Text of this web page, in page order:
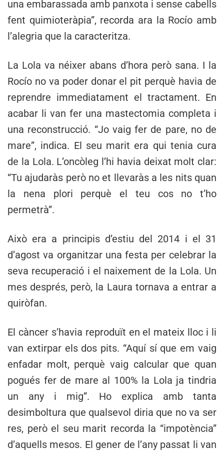
una embarassada amb panxota i sense cabells
fent quimioteràpia”, recorda ara la Rocío amb
l’alegria que la caracteritza.
La Lola va néixer abans d’hora però sana. I la
Rocío no va poder donar el pit perquè havia de
reprendre immediatament el tractament. En
acabar li van fer una mastectomia completa i
una reconstrucció. “Jo vaig fer de pare, no de
mare”, indica. El seu marit era qui tenia cura
de la Lola. L’oncòleg l’hi havia deixat molt clar:
“Tu ajudaràs però no et llevaràs a les nits quan
la nena plori perquè el teu cos no t’ho
permetrà”.
Això era a principis d’estiu del 2014 i el 31
d’agost va organitzar una festa per celebrar la
seva recuperació i el naixement de la Lola. Un
mes després, però, la Laura tornava a entrar a
quiròfan.
El càncer s’havia reproduït en el mateix lloc i li
van extirpar els dos pits. “Aquí sí que em vaig
enfadar molt, perquè vaig calcular que quan
pogués fer de mare al 100% la Lola ja tindria
un any i mig”. Ho explica amb tanta
desimboltura que qualsevol diria que no va ser
res, però el seu marit recorda la “impotència”
d’aquells mesos. El gener de l’any passat li van